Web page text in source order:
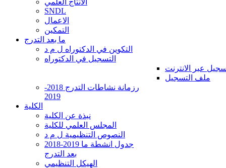
الانتاج العلمي
SNDL
الاعمال
التمكين
ما بعد التدرج
التكوين في الدكتوراه ل م د
التسجيل في الدكتوراه
عبر الانترنت
ملف التسجيل
رزمانة نشاطات التدرج 2018-
2019
الكلية
نبذة عن الكلية
المجلس العلمي للكلية
النصوص التنظيمية ل م د
2018-2019 جدول انشطة ما
بعد التدرج
الهيكل التنظيمي